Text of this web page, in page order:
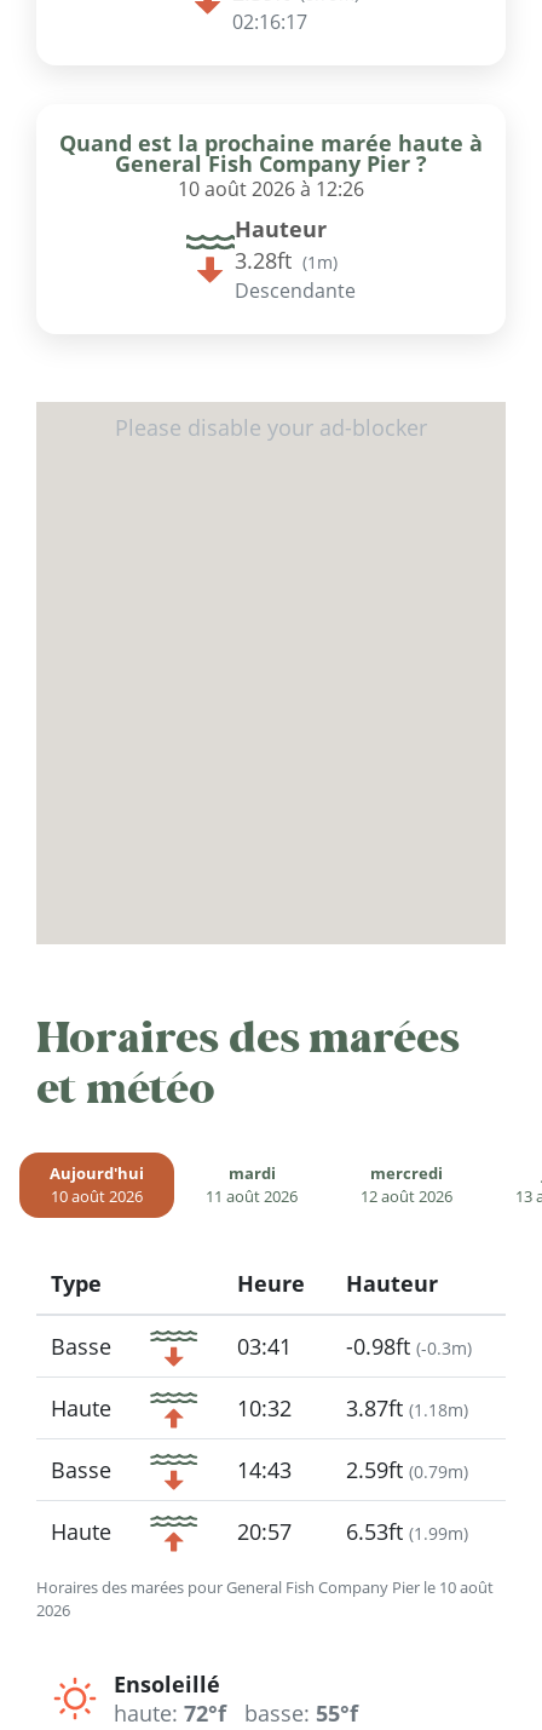
02:16:17
Quand est la prochaine marée haute à
General Fish Company Pier ?
10 août 2026 à 12:26
Hauteur
3.28ft (1m)
Descendante
Horaires des marées
et météo
Aujourd'hui
10 août 2026
mardi
11 août 2026
mercredi
12 août 2026
13
Horaires des marées pour General Fish Company Pier le 10 août
2026
Type
Icon
Heure Hauteur
Basse 03:41 -0.98ft (-0.3m)
Haute 10:32 3.87ft (1.18m)
Basse 14:43 2.59ft (0.79m)
Haute 20:57 6.53ft (1.99m)
Ensoleillé
haute: 72°f basse: 55°f